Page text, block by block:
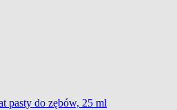
pasty do zębów, 25 ml